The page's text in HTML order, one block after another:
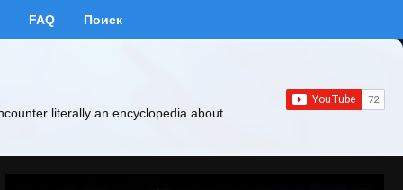
FAQ Поиск
literally an encyclopedia about